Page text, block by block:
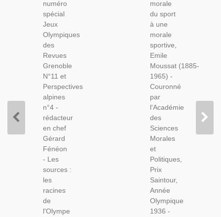
Sports
D'hiver,
Grenoble,
Ski,
Sports
D'hiver,
Isère,
numéro
spécial
Jeux
Olympiques
des
Revues
Grenoble
N°11 et
Perspectives
alpines
n°4 -
rédacteur
en chef
Gérard
Fénéon
- Les
sources :
les
racines
de
l'Olympe
Etre
Chic,
Emile
Moussat,
1937 -
Sports,
Philosophie
Du
Sport,
morale
du sport
à une
morale
sportive,
Emile
Moussat (1885-
1965) -
Couronné
par
l'Académie
des
Sciences
Morales
et
Politiques,
Prix
Saintour,
Année
Olympique
1936 -